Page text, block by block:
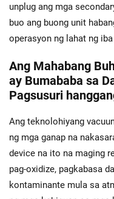
unplug ang mga
buo ang buong unit
operasyon ng lahat ng
Ang Mahabang
ay Bumababa sa
Pagsusuri
Ang teknolohiyang
ng mga ganap na
device na ito na maging
pag-oxidize, pagkabasa
kontaminante mula sa